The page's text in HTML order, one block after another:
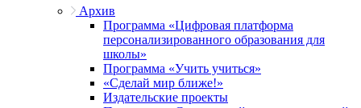
Архив
Программа «Цифровая платформа
персонализированного образования для
школы»
Программа «Учить учиться»
«Сделай мир ближе!»
Издательские проекты